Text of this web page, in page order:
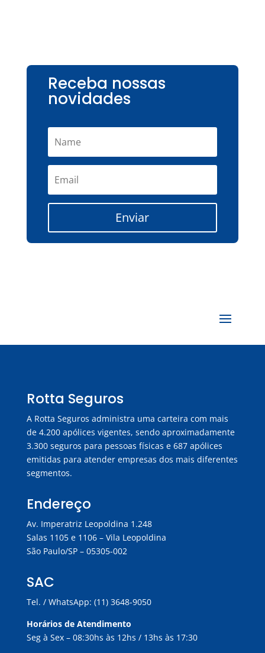
Receba nossas
novidades
Enviar
Rotta Seguros
A Rotta Seguros administra uma carteira com mais
de 4.200 apólices vigentes, sendo aproximadamente
3.300 seguros para pessoas físicas e 687 apólices
emitidas para atender empresas dos mais diferentes
segmentos.
Endereço
Av. Imperatriz Leopoldina 1.248
Salas 1105 e 1106 – Vila Leopoldina
São Paulo/SP – 05305-002
SAC
Tel. / WhatsApp: (11) 3648-9050
Horários de Atendimento
Seg à Sex – 08:30hs às 12hs / 13hs às 17:30